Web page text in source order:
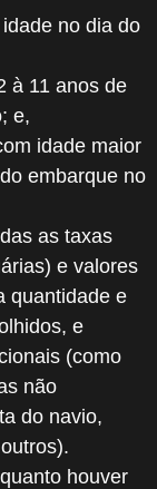
no dia do
à 11 anos de
e,
idade maior
embarque no
as taxas
e valores
quantidade e
e
(como
não
do navio,
houver